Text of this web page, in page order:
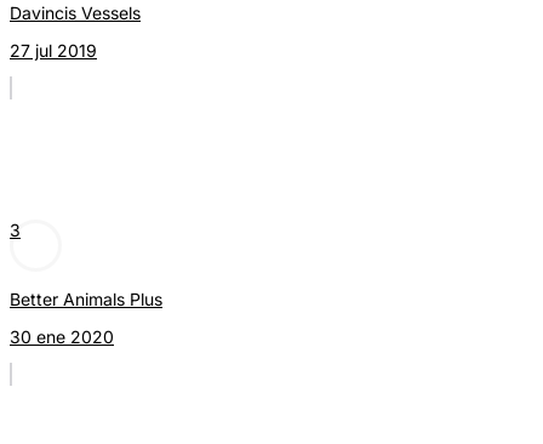
Davincis Vessels
27 jul 2019
3
Better Animals Plus
30 ene 2020